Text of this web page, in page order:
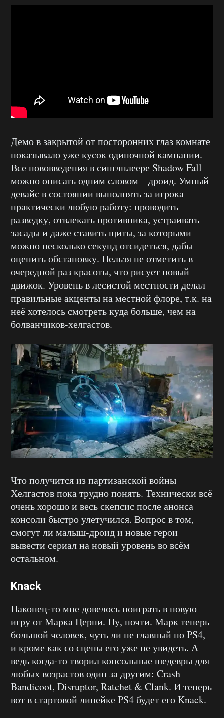
Демо в закрытой от посторонних глаз комнате
показывало уже кусок одиночной кампании.
Все нововведения в синглплеере Shadow Fall
можно описать одним словом – дроид. Умный
девайс в состоянии выполнять за игрока
практически любую работу: проводить
разведку, отвлекать противника, устраивать
засады и даже ставить щиты, за которыми
можно несколько секунд отсидеться, дабы
оценить обстановку. Нельзя не отметить в
очередной раз красоты, что рисует новый
движок. Уровень в лесистой местности делал
правильные акценты на местной флоре, т.к. на
неё хотелось смотреть куда больше, чем на
болванчиков-хелгастов.
Что получится из партизанской войны
Хелгастов пока трудно понять. Технически всё
очень хорошо и весь скепсис после анонса
консоли быстро улетучился. Вопрос в том,
смогут ли малыш-дроид и новые герои
вывести сериал на новый уровень во всём
остальном.
Knack
Наконец-то мне довелось поиграть в новую
игру от Марка Церни. Ну, почти. Марк теперь
большой человек, чуть ли не главный по PS4,
и кроме как со сцены его уже не увидеть. А
ведь когда-то творил консольные шедевры для
любых возрастов один за другим: Crash
Bandicoot, Disruptor, Ratchet & Clank. И теперь
вот в стартовой линейке PS4 будет его Knack.